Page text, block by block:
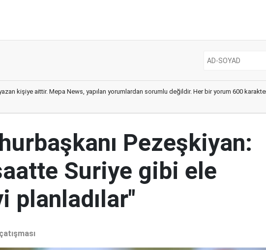
kişiye aittir. Mepa News, yapılan yorumlardan sorumlu değildir. Her bir yorum 600
Pezeşkiyan:
Suriye gibi ele
planladılar"